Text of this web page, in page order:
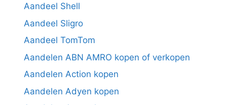
Aandeel Shell
Aandeel Sligro
Aandeel TomTom
Aandelen ABN AMRO kopen of verkopen
Aandelen Action kopen
Aandelen Adyen kopen